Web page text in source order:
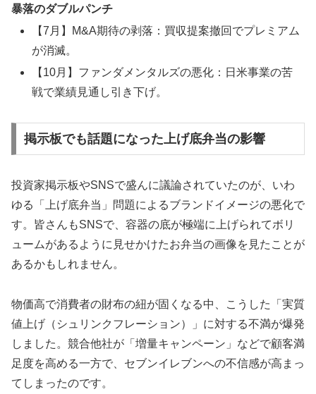
暴落のダブルパンチ
【7月】M&A期待の剥落：買収提案撤回でプレミアム
が消滅。
【10月】ファンダメンタルズの悪化：日米事業の苦
戦で業績見通し引き下げ。
掲示板でも話題になった上げ底弁当の影響
投資家掲示板やSNSで盛んに議論されていたのが、いわ
ゆる「上げ底弁当」問題によるブランドイメージの悪化で
す。皆さんもSNSで、容器の底が極端に上げられてボリ
ュームがあるように見せかけたお弁当の画像を見たことが
あるかもしれません。
物価高で消費者の財布の紐が固くなる中、こうした「実質
値上げ（シュリンクフレーション）」に対する不満が爆発
しました。競合他社が「増量キャンペーン」などで顧客満
足度を高める一方で、セブンイレブンへの不信感が高まっ
てしまったのです。